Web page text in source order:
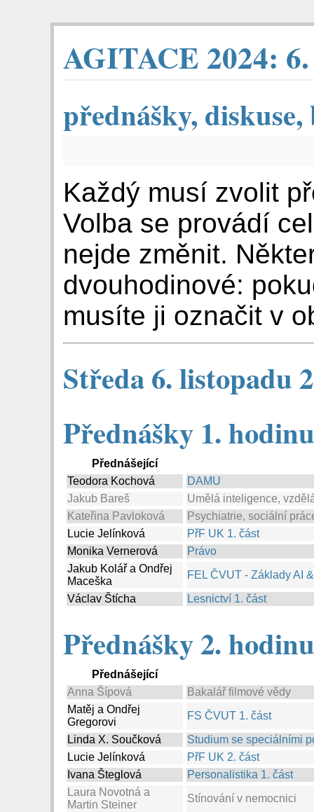
AGITACE 2024:
přednášky, diskuse,
Každý musí zvolit
Volba se provádí
nejde změnit.
dvouhodinové:
musíte ji označit v
Středa 6. listopadu
Přednášky 1.
Přednášející
Teodora Kochová
DAMU
Jakub Bareš
Umělá inteligence,
Kateřina Pavloková
Psychiatrie, sociální
Lucie Jelínková
PřF UK 1. část
Monika Vernerová
Právo
Jakub Kolář a Ondřej
Maceška
FEL ČVUT - Základy AI
Václav Štícha
Lesnictví 1. část
Přednášky 2.
Přednášející
Anna Šípová
Bakalář filmové vědy
Matěj a Ondřej
Gregorovi
FS ČVUT 1. část
Linda X. Součková
Studium se speciálními
Lucie Jelínková
PřF UK 2. část
Ivana Šteglová
Personalistika 1. část
Laura Novotná a
Martin Steiner
Stínování v nemocnici